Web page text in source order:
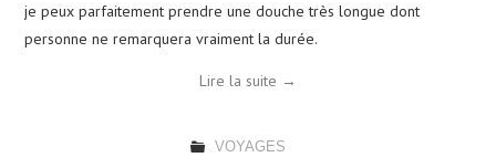
je peux parfaitement prendre une douche très longue dont
personne ne remarquera vraiment la durée.
Lire la suite →
VOYAGES